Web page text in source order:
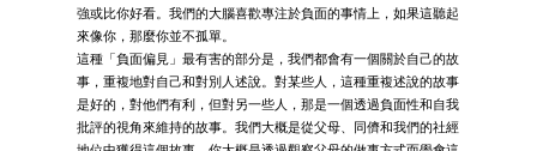
強或比你好看。我們的大腦喜歡專注於負面的事情上，如果這聽起
來像你，那麼你並不孤單。
這種「負面偏見」最有害的部分是，我們都會有一個關於自己的故
事，重複地對自己和對別人述說。對某些人，這種重複述說的故事
是好的，對他們有利，但對另一些人，那是一個透過負面性和自我
批評的視角來維持的故事。我們大概是從父母、同儕和我們的社經